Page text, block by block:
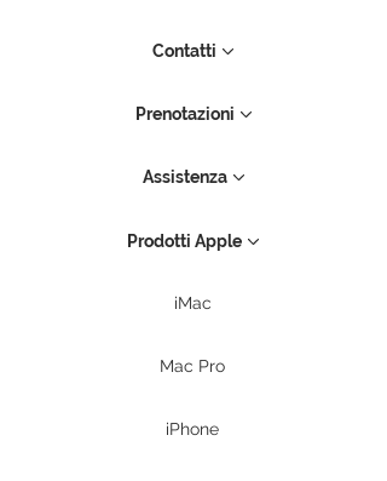
Contatti
Prenotazioni
Assistenza
Prodotti Apple
iMac
Mac Pro
iPhone